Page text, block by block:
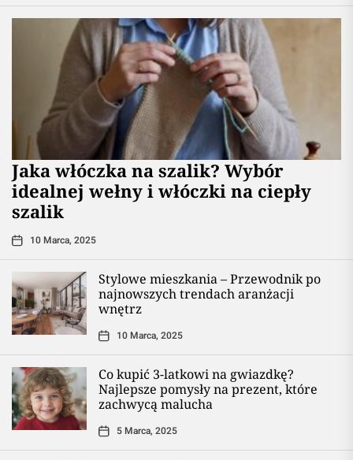
Jaka włóczka na szalik? Wybór
idealnej wełny i włóczki na ciepły
szalik
10 Marca, 2025
Stylowe mieszkania – Przewodnik po
najnowszych trendach aranżacji
wnętrz
10 Marca, 2025
Co kupić 3-latkowi na gwiazdkę?
Najlepsze pomysły na prezent, które
zachwycą malucha
5 Marca, 2025